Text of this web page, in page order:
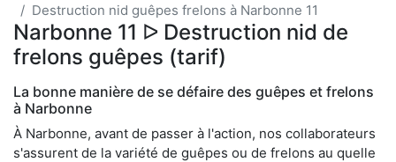
Destruction nid guêpes frelons à Narbonne 11
Narbonne 11 ᐅ Destruction nid de
frelons guêpes (tarif)
La bonne manière de se défaire des guêpes et frelons
à Narbonne
À Narbonne, avant de passer à l'action, nos collaborateurs
s'assurent de la variété de guêpes ou de frelons au quelle